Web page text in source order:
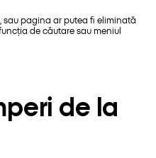
pagina ar putea fi eliminată
de căutare sau meniul
de la